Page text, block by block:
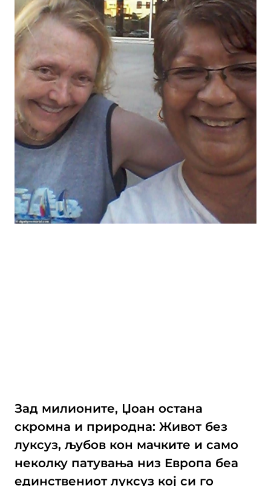
Зад милионите, Џоан остана
скромна и природна: Живот без
луксуз, љубов кон мачките и само
неколку патувања низ Европа беа
единствениот луксуз кој си го